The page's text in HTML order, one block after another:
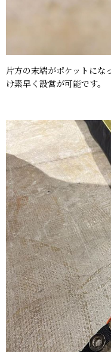
片方の末端がポケットにな
け素早く設営が可能です。